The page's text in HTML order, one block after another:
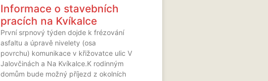
Informace o stavebních
pracích na Kvíkalce
První srpnový týden dojde k frézování
asfaltu a úpravě nivelety (osa
povrchu) komunikace v křižovatce ulic V
Jalovčinách a Na Kvíkalce.K rodinným
domům bude možný příjezd z okolních